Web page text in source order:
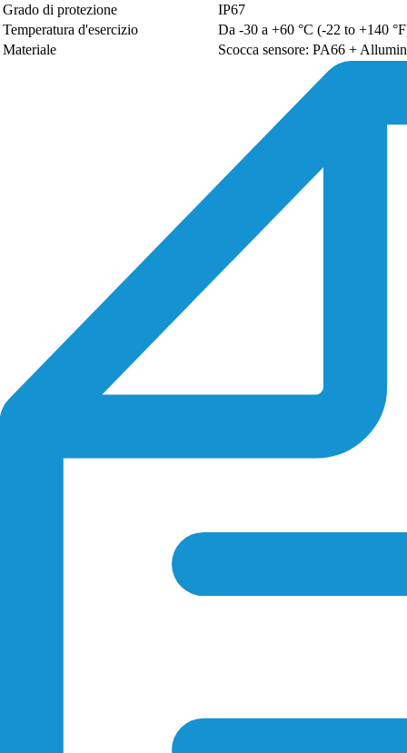
Grado di protezione
IP67
Temperatura d'esercizio
Da -30 a +60 °C (-22 to +140
Materiale
Scocca sensore: PA66 +